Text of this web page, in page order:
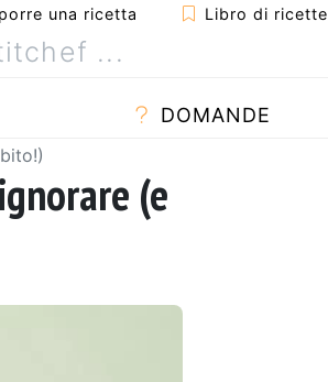
una ricetta Libro di ricette
DOMANDE
(e